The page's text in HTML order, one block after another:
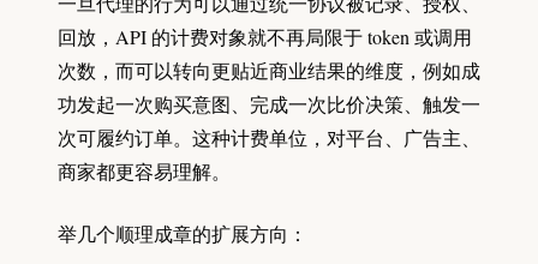
回放，API 的计费对象就不再局限于 token 或调用
次数，而可以转向更贴近商业结果的维度，例如成
功发起一次购买意图、完成一次比价决策、触发一
次可履约订单。这种计费单位，对平台、广告主、
商家都更容易理解。
举几个顺理成章的扩展方向：